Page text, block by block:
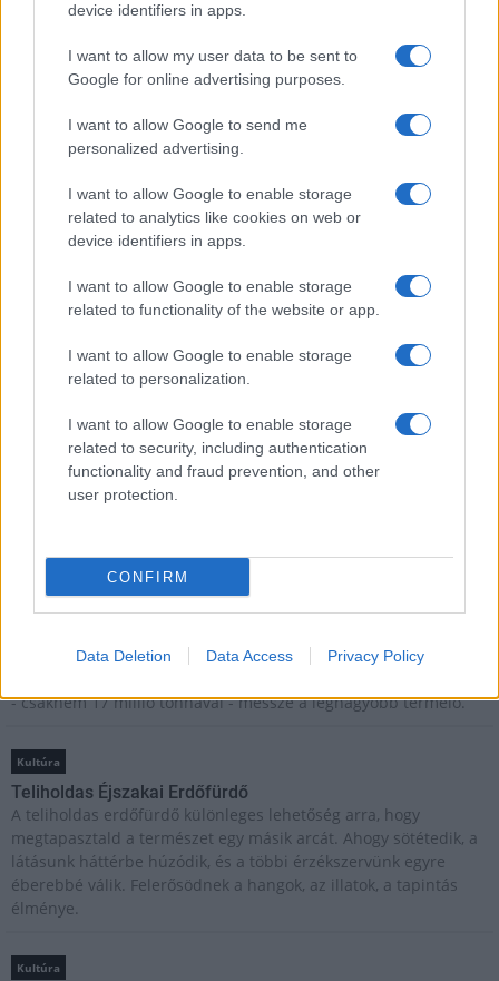
device identifiers in apps.
I want to allow my user data to be sent to
Google for online advertising purposes.
I want to allow Google to send me
personalized advertising.
I want to allow Google to enable storage
related to analytics like cookies on web or
device identifiers in apps.
I want to allow Google to enable storage
related to functionality of the website or app.
I want to allow Google to enable storage
related to personalization.
I want to allow Google to enable storage
related to security, including authentication
functionality and fraud prevention, and other
user protection.
CONFIRM
Data Deletion Data Access Privacy Policy
HÍRLEVÉL
szabályzatot!
Kertben!
Beindult az őszibarackszezon, szeptemberig élvezhetjük
- csaknem 17 millió tonnával - messze a legnagyobb termelő.
Kultúra
Teliholdas Éjszakai Erdőfürdő
A teliholdas erdőfürdő különleges lehetőség arra, hogy
megtapasztald a természet egy másik arcát. Ahogy sötétedik, a
látásunk háttérbe húzódik, és a többi érzékszervünk egyre
éberebbé válik. Felerősödnek a hangok, az illatok, a tapintás
élménye.
Kultúra